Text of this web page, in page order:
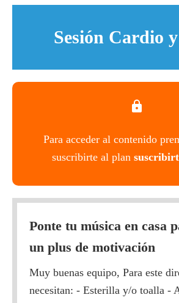
Sesión Cardio
Para acceder al contenido
suscribirte al plan
Ponte tu música en casa
un plus de motivación
Muy buenas equipo, Para este
necesitan: - Esterilla y/o toalla -